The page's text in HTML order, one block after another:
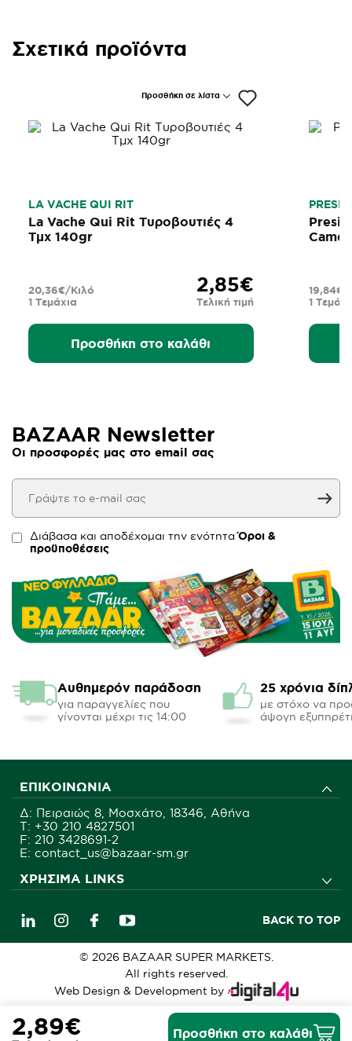
2,89€ Προσθήκη στο καλάθι
Σχετικά προϊόντα
Προσθήκη σε λίστα
LA VACHE QUI RIT
La Vache Qui Rit Τυροβουτιές 4
Τμχ 140gr
2,85€
Τελική τιμή
1 Τεμάχια
20,36€/Κιλό
Προσθήκη στο καλάθι
1
19,84€/
BAZAAR Newsletter
Οι προσφορές μας στο email σας
Διάβασα και αποδέχομαι την ενότηταΌροι &
προϋποθέσεις
Αυθημερόν παράδοση
για παραγγελίες που
γίνονται μέχρι τις 14:00
25 χρόνια
με στόχο να
άψογη
ΕΠΙΚΟΙΝΩΝΊΑ
Δ: Πειραιώς 8, Μοσχάτο, 18346, Αθήνα
Τ: +30 210 4827501
F: 210 3428691-2
E: contact_us@bazaar-sm.gr
ΧΡΉΣΙΜΑ LINKS
BACK TO TOP
© 2026 BAZAAR SUPER MARKETS.
All rights reserved.
Web Design & Development by